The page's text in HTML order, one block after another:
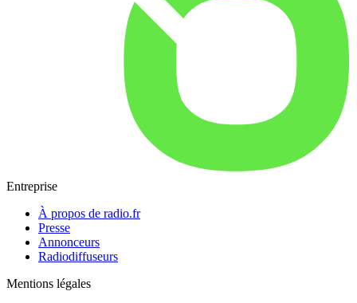
Entreprise
À propos de radio.fr
Presse
Annonceurs
Radiodiffuseurs
Mentions légales